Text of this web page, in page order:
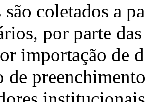
são coletados a
por parte
importação de
de